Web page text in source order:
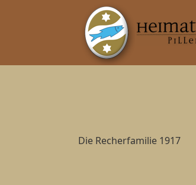
Die Recherfamilie 1917